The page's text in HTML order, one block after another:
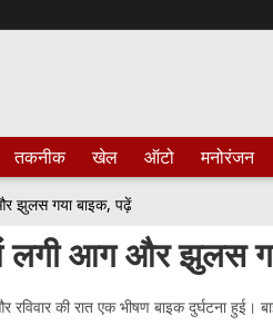
तकनीक खेल ऑटो मनोरंजन
झुलस गया बाइक, पढ़ें
में लगी आग और झुलस
रविवार की रात एक भीषण बाइक दुर्घटना